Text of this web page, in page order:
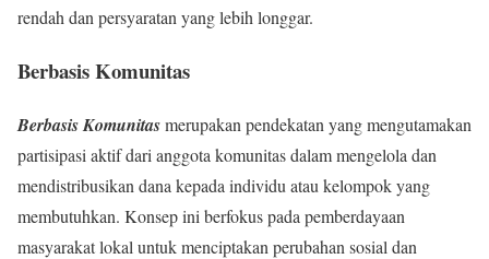
rendah dan persyaratan yang lebih longgar.
Berbasis Komunitas
Berbasis Komunitasmerupakan pendekatan yang mengutamakan
partisipasi aktif dari anggota komunitas dalam mengelola dan
mendistribusikan dana kepada individu atau kelompok yang
membutuhkan. Konsep ini berfokus pada pemberdayaan
masyarakat lokal untuk menciptakan perubahan sosial dan